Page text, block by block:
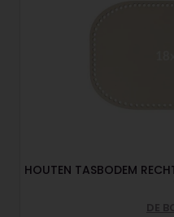
HOUTEN TASBODEM
DE